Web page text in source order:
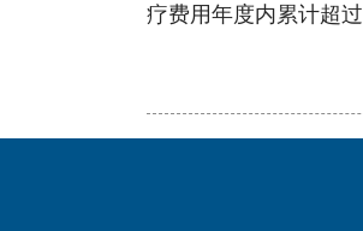
疗费用年度内累计超过